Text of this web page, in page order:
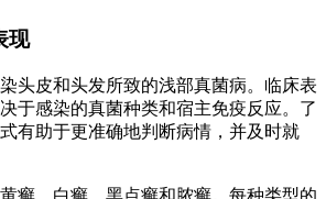
现
头皮和头发所致的浅部真菌病。临床表
于感染的真菌种类和宿主免疫反应。了
有助于更准确地判断病情，并及时就
癣、白癣、黑点癣和脓癣。每种类型的